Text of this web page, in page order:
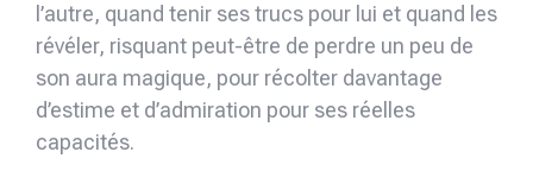
l’autre, quand tenir ses trucs pour lui et quand les
révéler, risquant peut-être de perdre un peu de
son aura magique, pour récolter davantage
d’estime et d’admiration pour ses réelles
capacités.